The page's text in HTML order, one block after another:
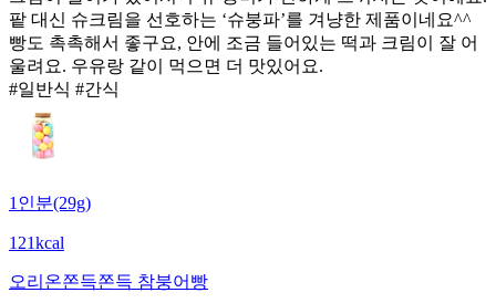
팥 대신 슈크림을 선호하는 ‘슈붕파’를 겨냥한 제품이네요^^
빵도 촉촉해서 좋구요, 안에 조금 들어있는 떡과 크림이 잘 어
울려요. 우유랑 같이 먹으면 더 맛있어요.
#일반식 #간식
1인분(29g)
121kcal
오리온쫀득쫀득 참붕어빵